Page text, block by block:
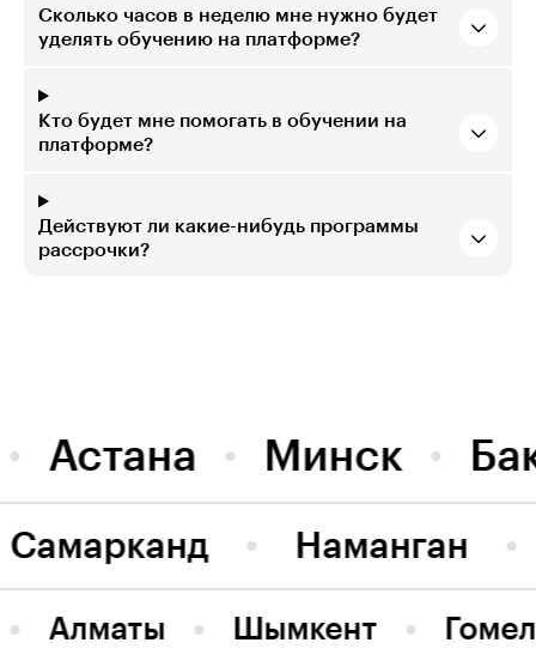
Сколько часов в неделю мне нужно будет
уделять обучению на платформе?
Кто будет мне помогать в обучении на
платформе?
Действуют ли какие-нибудь программы
рассрочки?
Астана Минск
Наманган
Самарканд
Алматы Шымкент